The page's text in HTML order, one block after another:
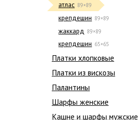
атлас 89×89
крепдешин 89×89
жаккард 89×89
крепдешин 65×65
Платки хлопковые
Платки из вискозы
Палантины
Шарфы женские
Кашне и шарфы мужские